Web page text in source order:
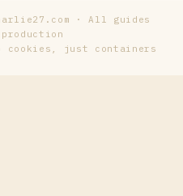
· All guides
cookies, just containers